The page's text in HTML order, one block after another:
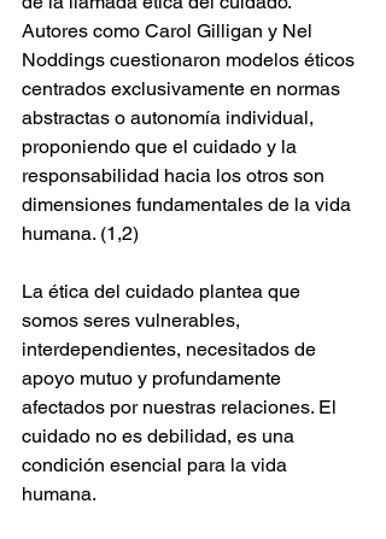
Autores como Carol Gilligan y Nel
Noddings cuestionaron modelos éticos
centrados exclusivamente en normas
abstractas o autonomía individual,
proponiendo que el cuidado y la
responsabilidad hacia los otros son
dimensiones fundamentales de la vida
humana. (1,2)
La ética del cuidado plantea que
somos seres vulnerables,
interdependientes, necesitados de
apoyo mutuo y profundamente
afectados por nuestras relaciones. El
cuidado no es debilidad, es una
condición esencial para la vida
humana.